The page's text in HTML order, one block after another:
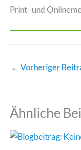
Print- und
← Vorheriger
Ähnliche